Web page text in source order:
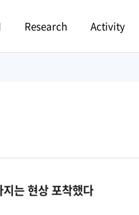
Research Activity
는 현상 포착했다